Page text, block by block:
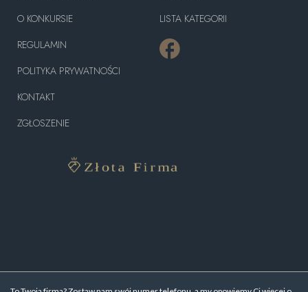
O KONKURSIE
REGULAMIN
POLITYKA PRYWATNOŚCI
KONTAKT
ZGŁOSZENIE
LISTA KATEGORII